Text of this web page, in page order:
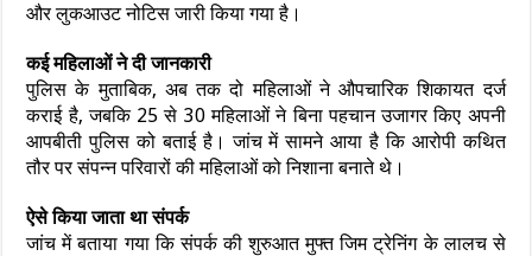
और लुकआउट नोटिस जारी किया गया है।
कई महिलाओं ने दी जानकारी
पुलिस के मुताबिक, अब तक दो महिलाओं ने औपचारिक शिकायत दर्ज
कराई है, जबकि 25 से 30 महिलाओं ने बिना पहचान उजागर किए अपनी
आपबीती पुलिस को बताई है। जांच में सामने आया है कि आरोपी कथित
तौर पर संपन्न परिवारों की महिलाओं को निशाना बनाते थे।
ऐसे किया जाता था संपर्क
जांच में बताया गया कि संपर्क की शुरुआत मुफ्त जिम ट्रेनिंग के लालच से